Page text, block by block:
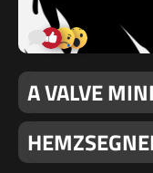
A VALVE